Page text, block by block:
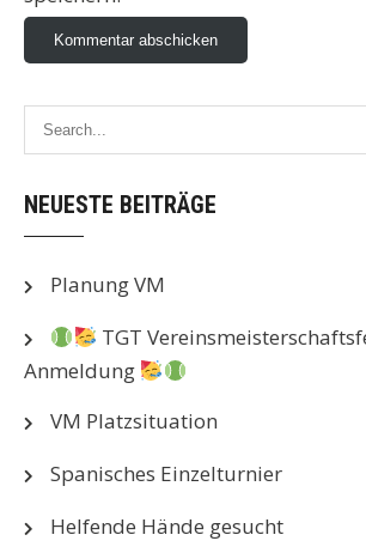
NEUESTE BEITRÄGE
Planung VM
TGT
Anmeldung
VM Platzsituation
Spanisches Einzelturnier
Helfende Hände gesucht